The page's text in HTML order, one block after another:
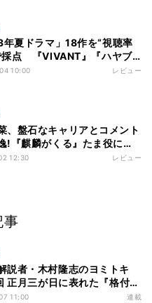
年夏ドラマ」18作を“視聴率
採点 『VIVANT』『ハヤブ
価の理由
10:00 レビュー
、盤石なキャリアとコメント
!『麒麟がくる』たま役にも
12:30 レビュー
事
説者・木村隆志のヨミトキ
正月三が日に表れた『格付け
』の影響と限界 WBCの
11:00 連載